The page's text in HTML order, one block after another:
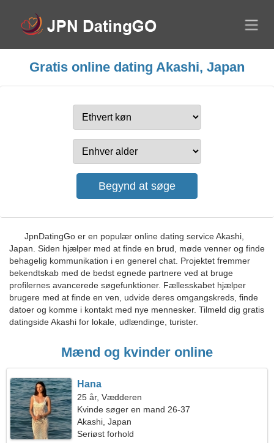
Gratis online dating Akashi, Japan
JpnDatingGo er en populær online dating service Akashi,
Japan. Siden hjælper med at finde en brud, møde venner og finde
behagelig kommunikation i en generel chat. Projektet fremmer
bekendtskab med de bedst egnede partnere ved at bruge
profilernes avancerede søgefunktioner. Fællesskabet hjælper
brugere med at finde en ven, udvide deres omgangskreds, finde
datoer og komme i kontakt med nye mennesker. Tilmeld dig gratis
datingside Akashi for lokale, udlændinge, turister.
Mænd og kvinder online
Hana
25 år, Vædderen
Kvinde søger en mand 26-37
Akashi, Japan
Seriøst forhold